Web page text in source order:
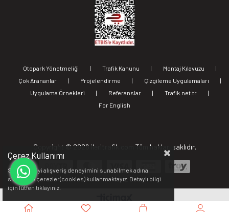
Otopark Yönetmeliği | Trafik Kanunu | Montaj Kılavuzu
|
Çok Arananlar
| Projelendirme | Çizgileme Uygulamaları
|
Uygulama Örnekleri
| Referanslar | Trafik.net.tr
|
For English
Copyright © 2026 ileritrafik.com Tüm hakları saklıdır.
Çerez Kullanımı
Sizlere en iyi alışveriş deneyimini sunabilmek adına
sitemizde çerezler(cookies) kullanmaktayız. Detaylı bilgi
için lütfen tıklayınız.